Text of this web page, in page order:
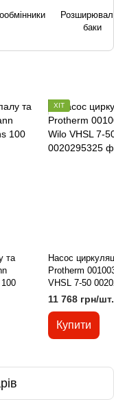
баки
та
ХІТ
Насос
Protherm
VHSL 7-50
11 768 грн/шт.
Купити